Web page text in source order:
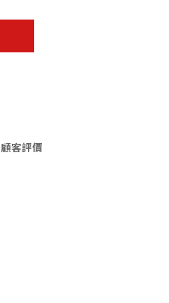
顧客評價